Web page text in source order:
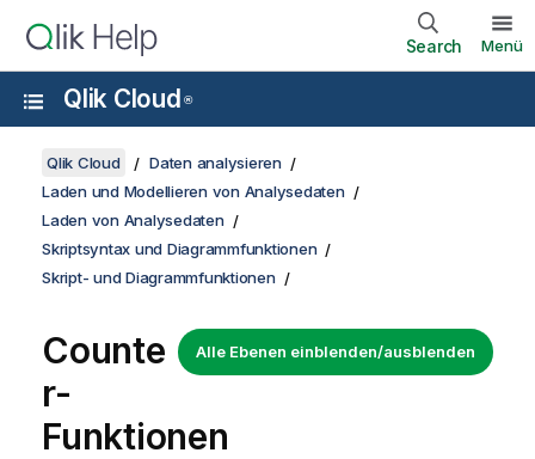
Search Menü
Qlik Cloud ®
Qlik Cloud
Daten analysieren
Laden und Modellieren von Analysedaten
Laden von Analysedaten
Skriptsyntax und Diagrammfunktionen
Skript- und Diagrammfunktionen
Alle Ebenen einblenden/ausblenden
Counte
r-
Funktionen